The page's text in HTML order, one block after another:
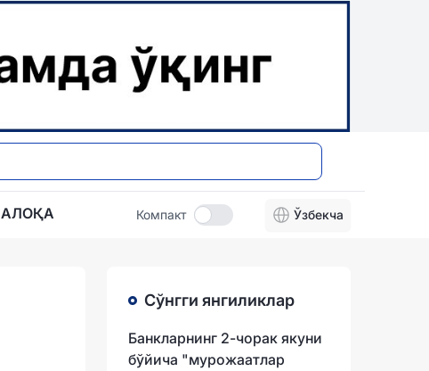
АЛОҚА Компакт Ўзбекча
Сўнгги янгиликлар
Банкларнинг 2-чорак якуни
бўйича "мурожаатлар